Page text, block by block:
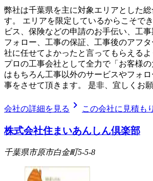
弊社は千葉県を主に対象エリアとした
す。 エリアを限定しているからこそで
ビス、保険などの申請のお手伝い、工
フォロー、工事の保証、工事後のアフ
社に任せてよかったと言ってもらえるよ
プロの工事会社として全力で「お客様
はもちろん工事以外のサービスやフォ
事をさせて頂きます。 是非、宜しくお
会社の詳細を見る chevron_right この会社に見積も
株式会社住まいあんしん倶楽部
千葉県市原市白金町5-5-8